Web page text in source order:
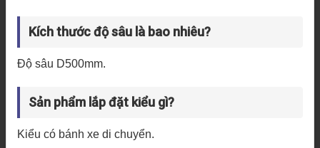
Kích thước độ sâu là bao nhiêu?
Độ sâu D500mm.
Sản phẩm lắp đặt kiểu gì?
Kiểu có bánh xe di chuyển.